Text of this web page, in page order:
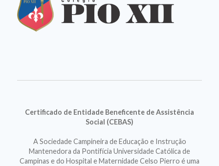
Certificado de Entidade Beneficente de Assistência
Social (CEBAS)
A Sociedade Campineira de Educação e Instrução
Mantenedora da Pontifícia Universidade Católica de
Campinas e do Hospital e Maternidade Celso Pierro é uma